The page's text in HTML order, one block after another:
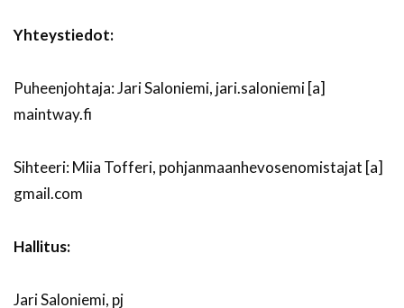
Yhteystiedot:
Puheenjohtaja: Jari Saloniemi, jari.saloniemi [a]
maintway.fi
Sihteeri: Miia Tofferi, pohjanmaanhevosenomistajat [a]
gmail.com
Hallitus:
Jari Saloniemi, pj